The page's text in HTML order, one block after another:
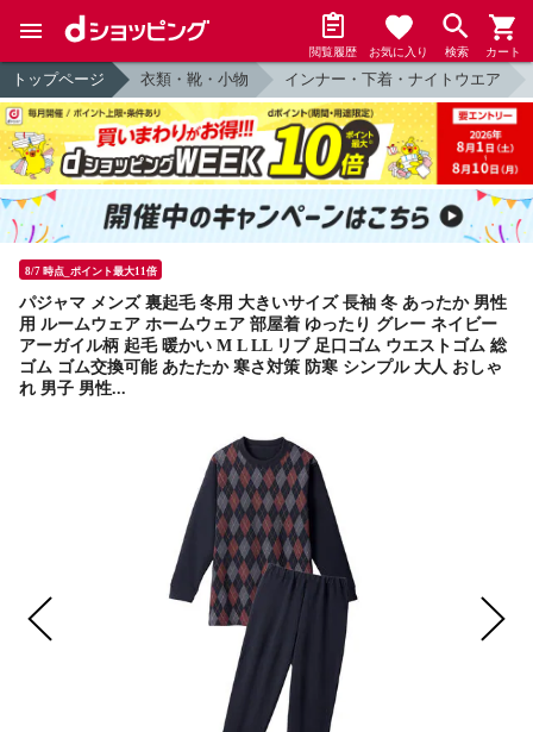
閲覧履歴 お気に入り 検索 カート
トップページ 衣類・靴・小物 インナー・下着・ナイトウエア
8/7 時点_ポイント最大11倍
パジャマ メンズ 裏起毛 冬用 大きいサイズ 長袖 冬 あったか 男性
用 ルームウェア ホームウェア 部屋着 ゆったり グレー ネイビー
アーガイル柄 起毛 暖かい M L LL リブ 足口ゴム ウエストゴム 総
ゴム ゴム交換可能 あたたか 寒さ対策 防寒 シンプル 大人 おしゃ
れ 男子 男性...